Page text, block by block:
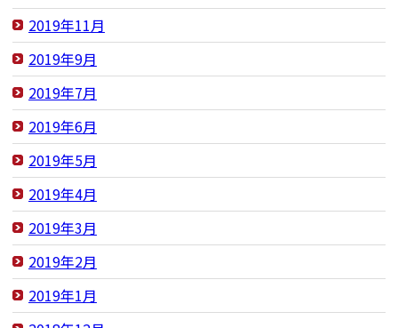
2019年11月
2019年9月
2019年7月
2019年6月
2019年5月
2019年4月
2019年3月
2019年2月
2019年1月